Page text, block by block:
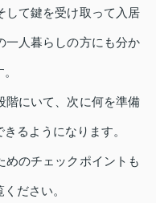
して鍵を受け取って入居
一人暮らしの方にも分か
階にいて、次に何を準備
るようになります。
めのチェックポイントも
ださい。